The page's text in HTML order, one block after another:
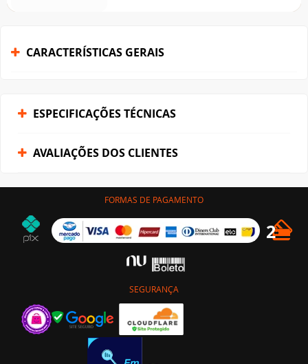
CARACTERÍSTICAS GERAIS
ESPECIFICAÇÕES TÉCNICAS
AVALIAÇÕES DOS CLIENTES
FORMAS DE PAGAMENTO
SEGURANÇA